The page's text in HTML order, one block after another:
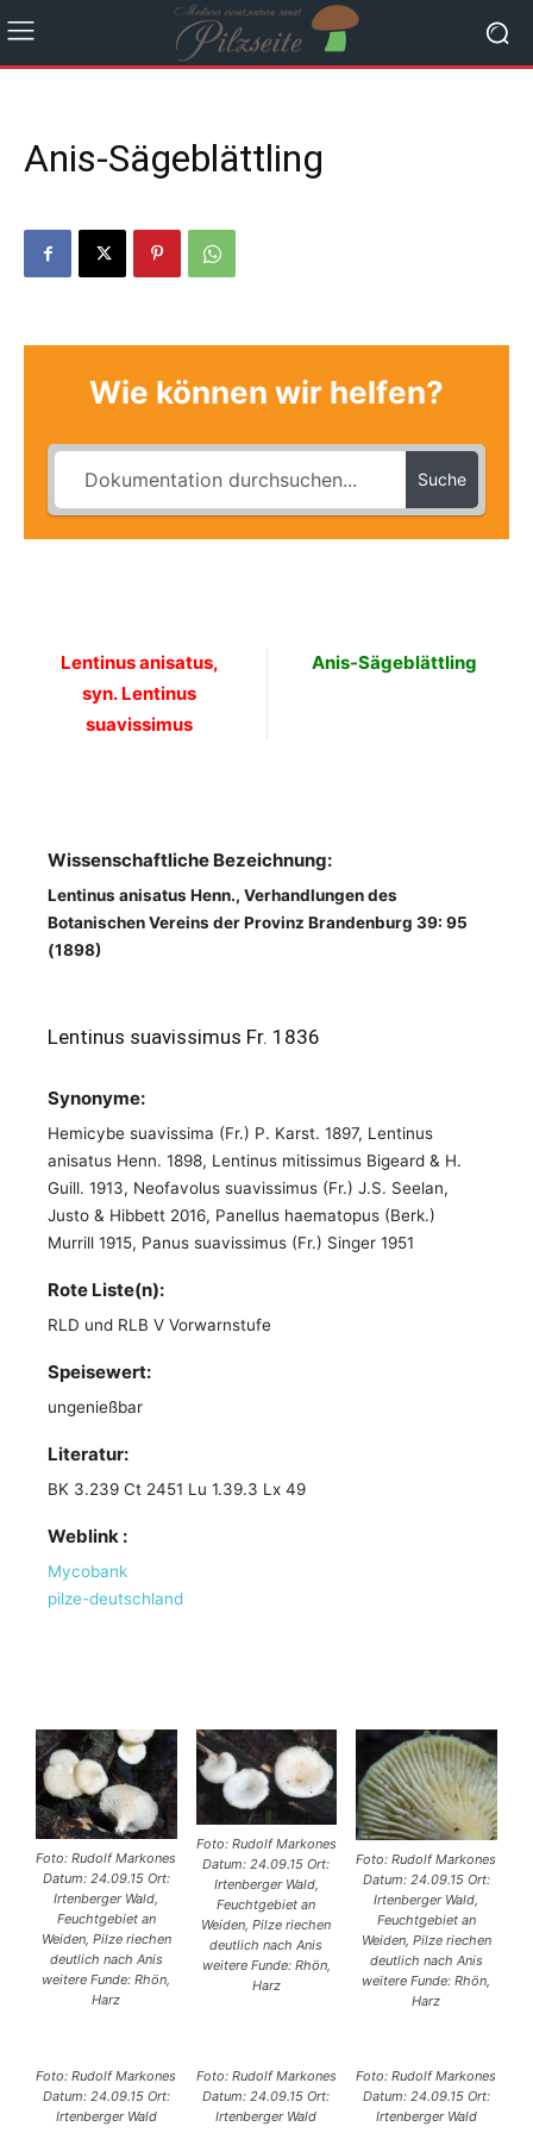
Anis-Sägeblättling
Wie können wir helfen?
Suche
Lentinus anisatus,
syn. Lentinus
suavissimus
Anis-Sägeblättling
Wissenschaftliche Bezeichnung:
Lentinus anisatus Henn., Verhandlungen des
Botanischen Vereins der Provinz Brandenburg 39: 95
(1898)
Lentinus suavissimus Fr. 1836
Synonyme:
Hemicybe suavissima (Fr.) P. Karst. 1897, Lentinus
anisatus Henn. 1898, Lentinus mitissimus Bigeard & H.
Guill. 1913, Neofavolus suavissimus (Fr.) J.S. Seelan,
Justo & Hibbett 2016, Panellus haematopus (Berk.)
Murrill 1915, Panus suavissimus (Fr.) Singer 1951
Rote Liste(n):
RLD und RLB V Vorwarnstufe
Speisewert:
ungenießbar
Literatur:
BK 3.239 Ct 2451 Lu 1.39.3 Lx 49
Weblink :
Mycobank
pilze-deutschland
Foto: Rudolf Markones
Datum: 24.09.15 Ort:
Irtenberger Wald,
Feuchtgebiet an
Weiden, Pilze riechen
deutlich nach Anis
weitere Funde: Rhön,
Harz
Foto: Rudolf Markones
Datum: 24.09.15 Ort:
Irtenberger Wald,
Feuchtgebiet an
Weiden, Pilze riechen
deutlich nach Anis
weitere Funde: Rhön,
Harz
Foto: Rudolf Markones
Datum: 24.09.15 Ort:
Irtenberger Wald,
Feuchtgebiet an
Weiden, Pilze riechen
deutlich nach Anis
weitere Funde: Rhön,
Harz
Foto: Rudolf Markones
Datum: 24.09.15 Ort:
Irtenberger Wald
Foto: Rudolf Markones
Datum: 24.09.15 Ort:
Irtenberger Wald
Foto: Rudolf Markones
Datum: 24.09.15 Ort:
Irtenberger Wald